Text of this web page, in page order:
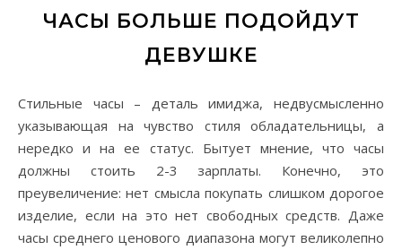
ЧАСЫ БОЛЬШЕ ПОДОЙДУТ
ДЕВУШКЕ
21.11.2019
Стильные часы – деталь имиджа, недвусмысленно
указывающая на чувство стиля обладательницы, а
нередко и на ее статус. Бытует мнение, что часы
должны стоить 2-3 зарплаты. Конечно, это
преувеличение: нет смысла покупать слишком дорогое
изделие, если на это нет свободных средств. Даже
часы среднего ценового диапазона могут великолепно